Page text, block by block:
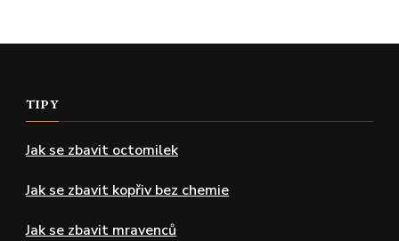
TIPY
Jak se zbavit octomilek
Jak se zbavit kopřiv bez chemie
Jak se zbavit mravenců